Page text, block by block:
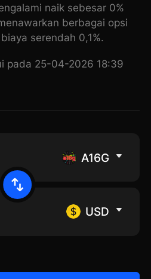
naik sebesar 0%
berbagai opsi
serendah 0,1%.
pada 25-04-2026 18:39
A16G
USD